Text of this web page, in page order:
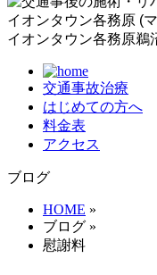
イオンタウン各務原 (
イオンタウン各務原鵜
交通事故治療
はじめての方へ
料金表
アクセス
ブログ
HOME »
ブログ »
慰謝料